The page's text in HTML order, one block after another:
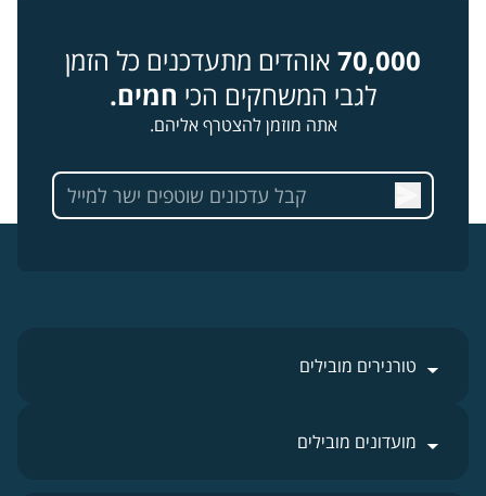
70,000 אוהדים מתעדכנים כל הזמן
לגבי המשחקים הכי חמים.
אתה מוזמן להצטרף אליהם.
טורנירים מובילים
מועדונים מובילים